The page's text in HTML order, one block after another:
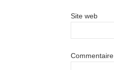
Site web
Commentaire